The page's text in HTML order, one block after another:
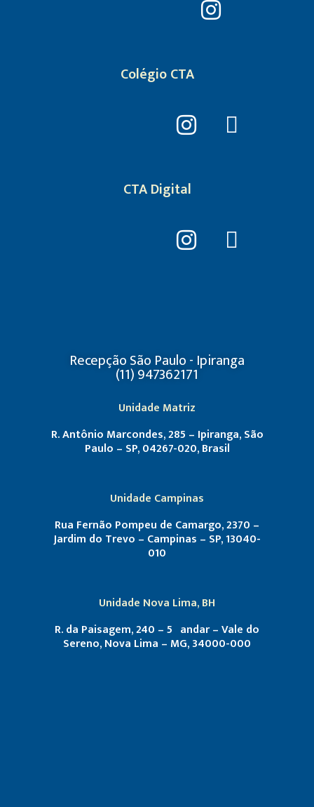
Colégio CTA
CTA Digital
Recepção São Paulo - Ipiranga
(11) 947362171
Unidade Matriz
R. Antônio Marcondes, 285 – Ipiranga, São
Paulo – SP, 04267-020, Brasil
Unidade Campinas
Rua Fernão Pompeu de Camargo, 2370 –
Jardim do Trevo – Campinas – SP, 13040-
010
Unidade Nova Lima, BH
R. da Paisagem, 240 – 5º andar – Vale do
Sereno, Nova Lima – MG, 34000-000